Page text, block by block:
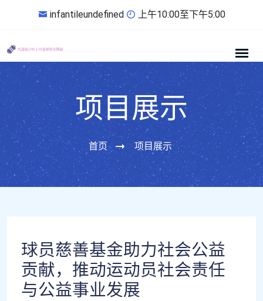
infantileundefined 上午10:00至下午5:00
项目展示
首页 项目展示
球员慈善基金助力社会公益
贡献，推动运动员社会责任
与公益事业发展